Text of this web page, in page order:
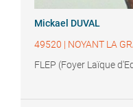
Mickael DUVAL
49520 | NOYANT LA
FLEP (Foyer Laïque